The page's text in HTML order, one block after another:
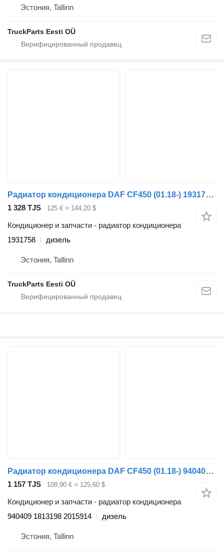
Эстония, Tallinn
TruckParts Eesti OÜ
Радиатор кондиционера DAF CF450 (01.18-) 1931758 для тягача DAF CF450, CF460 (2017-)
1 328 TJS 125 € ≈ 144,20 $
Кондиционер и запчасти - радиатор кондиционера
1931758
дизель
Эстония, Tallinn
TruckParts Eesti OÜ
Радиатор кондиционера DAF CF450 (01.18-) 940409 для тягача DAF CF450, CF460 (2017-)
1 157 TJS 108,90 € ≈ 125,60 $
Кондиционер и запчасти - радиатор кондиционера
940409 1813198 2015914
дизель
Эстония, Tallinn